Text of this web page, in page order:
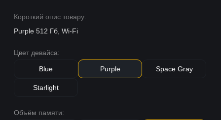
Короткий опис товару:
Purple 512 Гб, Wi-Fi
Цвет девайса:
Blue Purple Space Gray
Starlight
Объём памяти: